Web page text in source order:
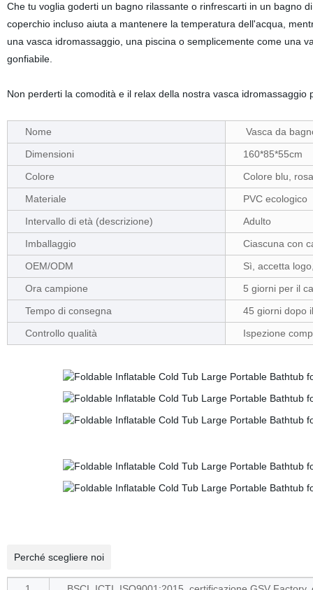
Che tu voglia goderti un bagno rilassante o rinfrescarti in un bagno
coperchio incluso aiuta a mantenere la temperatura dell'acqua,
una vasca idromassaggio, una piscina o semplicemente come una
gonfiabile.
Non perderti la comodità e il relax della nostra vasca
Nome
Vasca da
Dimensioni
160*85*55cm
Colore
Colore blu,
Materiale
PVC ecologico
Intervallo di età (descrizione)
Adulto
Imballaggio
Ciascuna con
OEM/ODM
Sì, accetta
Ora campione
5 giorni per il
Tempo di consegna
45 giorni dopo
Controllo qualità
Ispezione
Perché scegliere noi